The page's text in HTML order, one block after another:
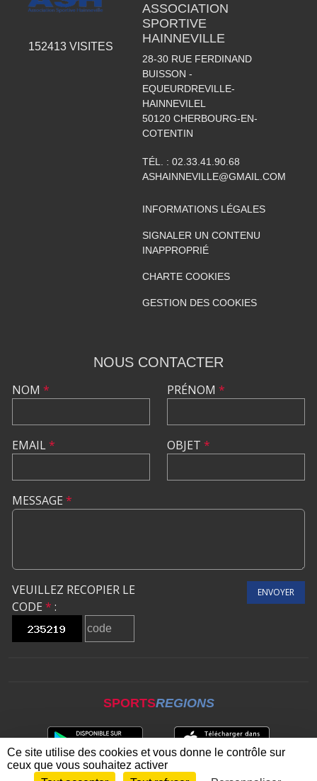
152413 VISITES
ASSOCIATION
SPORTIVE
HAINNEVILLE
28-30 RUE FERDINAND
BUISSON -
EQUEURDREVILLE-
HAINNEVILEL
50120 CHERBOURG-EN-
COTENTIN
TÉL. : 02.33.41.90.68
ASHAINNEVILLE@GMAIL.COM
INFORMATIONS LÉGALES
SIGNALER UN CONTENU
INAPPROPRIÉ
CHARTE COOKIES
GESTION DES COOKIES
NOUS CONTACTER
NOM *
EMAIL*
PRÉNOM *
OBJET *
MESSAGE *
VEUILLEZ RECOPIER LE
CODE * :
ENVOYER
SPORTSREGIONS
Ce site utilise des cookies et vous donne le contrôle sur
ceux que vous souhaitez activer